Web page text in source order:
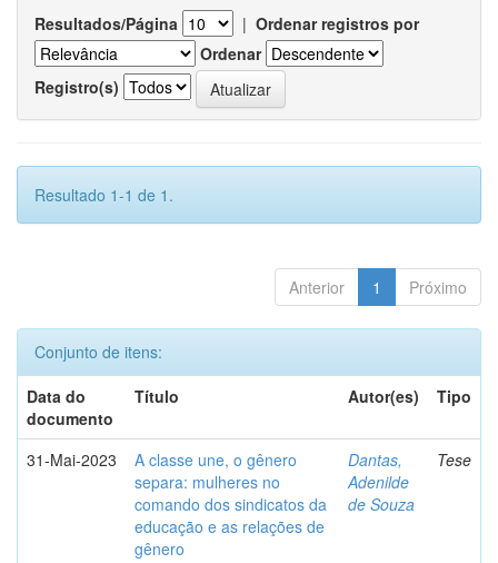
Resultados/Página | Ordenar registros por
Ordenar
Registro(s)
Resultado 1-1 de 1.
Anterior 1 Próximo
Conjunto de itens:
Data do
documento
Título Autor(es) Tipo
31-Mai-2023
A classe une, o gênero
separa: mulheres no
comando dos sindicatos da
educação e as relações de
gênero
Dantas,
Adenilde
de Souza
Tese